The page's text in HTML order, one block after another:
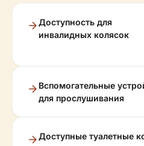
Доступность для
инвалидных колясок
Вспомогательные
для прослушивания
Доступные туалетные